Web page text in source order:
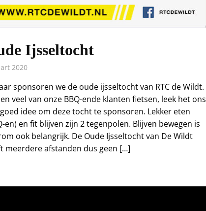
Ijsseltocht
2020
sponsoren we de oude ijsseltocht van RTC de Wildt.
veel van onze BBQ-ende klanten fietsen, leek het ons
idee om deze tocht te sponsoren. Lekker eten
en) en fit blijven zijn 2 tegenpolen. Blijven bewegen is
ook belangrijk. De Oude Ijsseltocht van De Wildt
meerdere afstanden dus geen […]